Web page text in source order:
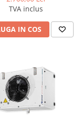
TVA inclus
IN COS